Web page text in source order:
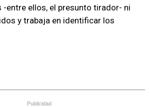
-entre ellos, el presunto tirador- ni
y trabaja en identificar los
Publicidad